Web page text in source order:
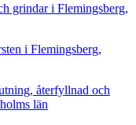
grindar i Flemingsberg,
i Flemingsberg,
återfyllnad och
län